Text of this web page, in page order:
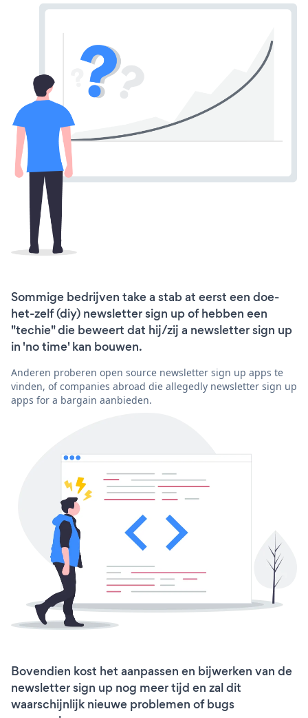
Sommige bedrijven take a stab at eerst een doe-
het-zelf (diy) newsletter sign up of hebben een
"techie" die beweert dat hij/zij a newsletter sign up
in 'no time' kan bouwen.
Anderen proberen open source newsletter sign up apps te
vinden, of companies abroad die allegedly newsletter sign up
apps for a bargain aanbieden.
Bovendien kost het aanpassen en bijwerken van de
newsletter sign up nog meer tijd en zal dit
waarschijnlijk nieuwe problemen of bugs